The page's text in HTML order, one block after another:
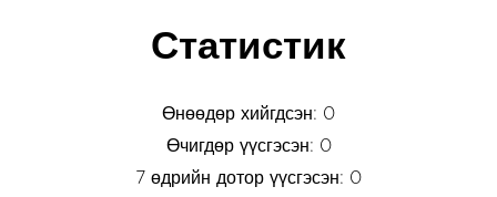
Статистик
Өнөөдөр хийгдсэн: 0
Өчигдөр үүсгэсэн: 0
7 өдрийн дотор үүсгэсэн: 0